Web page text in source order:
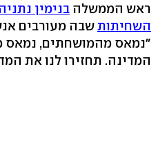
ראש הממשלה בנימין
השחיתותשבה מעורבים
"נמאס מהמושחתים, נמאס
המדינה. תחזירו לנו את